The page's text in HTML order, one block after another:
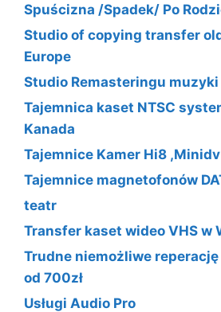
Spuścizna /Spadek/ Po
Studio of copying transfer
Europe
Studio Remasteringu
Tajemnica kaset NTSC
Kanada
Tajemnice Kamer Hi8
Tajemnice magnetofonów
teatr
Transfer kaset wideo VHS w
Trudne niemożliwe
od 700zł
Usługi Audio Pro